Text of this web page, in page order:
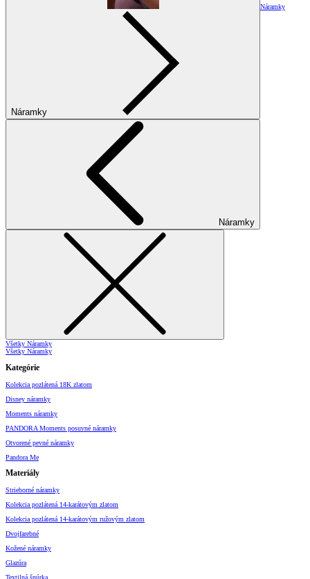
Náramky
Náramky
Náramky
Všetky Náramky
Všetky Náramky
Kategórie
Kolekcia pozlátená 18K zlatom
Disney náramky
Moments náramky
PANDORA Moments posuvné náramky
Otvorené pevné náramky
Pandora Me
Materiály
Strieborné náramky
Kolekcia pozlátená 14-karátovým zlatom
Kolekcia pozlátená 14-karátovým ružovým zlatom
Dvojfarebné
Kožené náramky
Glazúra
Textilná šnúrka